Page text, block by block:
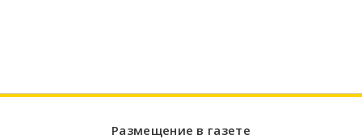
Размещение в газете